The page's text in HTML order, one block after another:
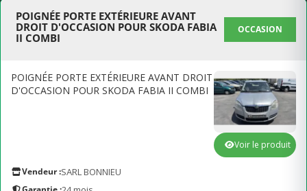
POIGNÉE PORTE EXTÉRIEURE AVANT
DROIT D'OCCASION POUR SKODA FABIA
II COMBI
OCCASION
POIGNÉE PORTE EXTÉRIEURE AVANT DROIT
D'OCCASION POUR SKODA FABIA II COMBI
Vendeur :SARL BONNIEU
Voir le produit